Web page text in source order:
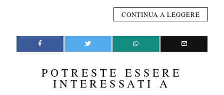
CONTINUA A LEGGERE
POTRESTE ESSERE
INTERESSATI A